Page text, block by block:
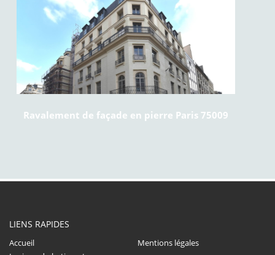
Ravalement de façade en pierre Paris 75009
LIENS RAPIDES
Accueil
Mentions légales